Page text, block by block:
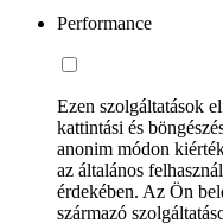
Performance
Ezen szolgáltatások
kattintási és
anonim módon
az általános
érdekében. Az Ön
származó